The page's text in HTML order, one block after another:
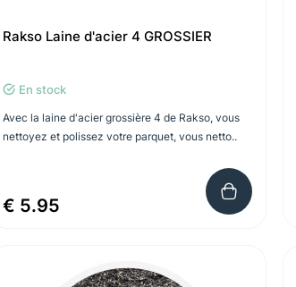
Rakso Laine d'acier 4 GROSSIER
En stock
Avec la laine d'acier grossière 4 de Rakso, vous
nettoyez et polissez votre parquet, vous netto..
€ 5.95